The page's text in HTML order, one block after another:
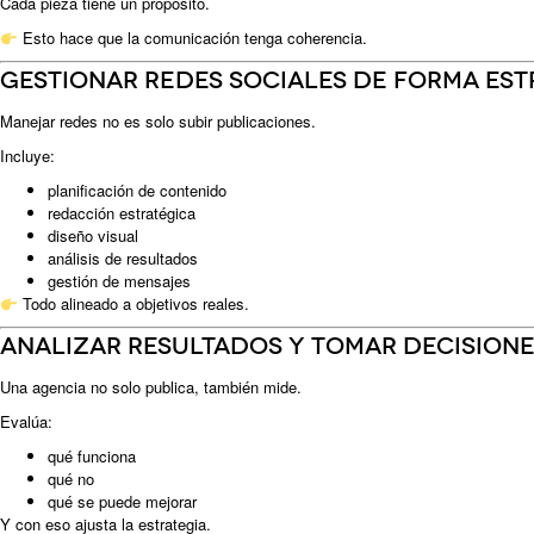
Esto hace que la comunicación tenga coherencia.
Gestionar redes sociales de forma
Manejar redes no es solo subir publicaciones.
Incluye:
planificación de contenido
redacción estratégica
diseño visual
análisis de resultados
gestión de mensajes
Todo alineado a objetivos reales.
Analizar resultados y tomar
Una agencia no solo publica, también mide.
Evalúa:
qué funciona
qué no
qué se puede mejorar
Y con eso ajusta la estrategia.